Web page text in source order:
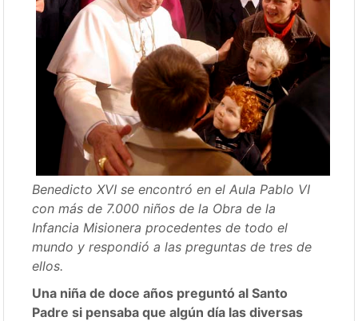
Benedicto XVI se encontró en el Aula Pablo VI
con más de 7.000 niños de la Obra de la
Infancia Misionera procedentes de todo el
mundo y respondió a las preguntas de tres de
ellos.
Una niña de doce años preguntó al Santo
Padre si pensaba que algún día las diversas